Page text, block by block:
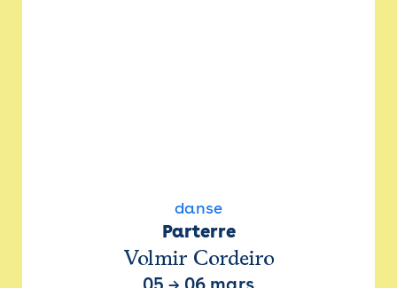
danse
Parterre
Volmir Cordeiro